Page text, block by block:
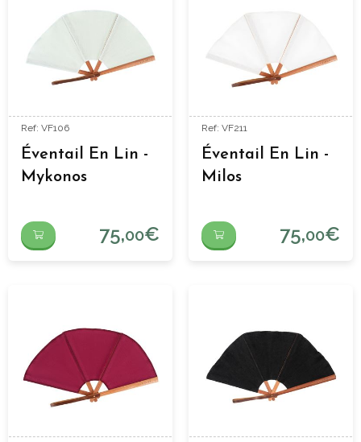
Ref: VF106
Éventail En Lin -
Mykonos
75,00€
Ref: VF211
Éventail En Lin -
Milos
75,00€